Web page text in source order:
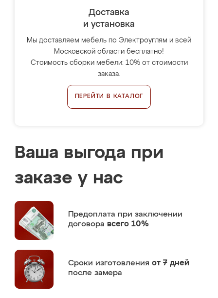
Доставка
и установка
Мы доставляем мебель по Электроуглям и всей
Московской области бесплатно!
Стоимость сборки мебели: 10% от стоимости
заказа.
ПЕРЕЙТИ В КАТАЛОГ
Ваша выгода при
заказе у нас
Предоплата при заключении
договора всего 10%
Сроки изготовления от 7 дней
после замера